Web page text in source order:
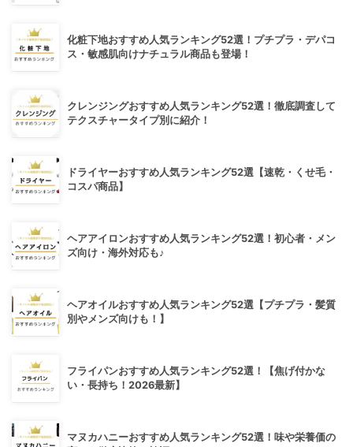
化粧下地おすすめ人気ランキング52選！プチプラ・デパコ
ス・敏感肌向けナチュラル商品も登場！
クレンジングおすすめ人気ランキング52選！徹底調査して
テクスチャータイプ別に紹介！
ドライヤーおすすめ人気ランキング52選【速乾・くせ毛・
コスパ商品】
ヘアアイロンおすすめ人気ランキング52選！初心者・メン
ズ向け・海外対応も♪
ヘアオイルおすすめ人気ランキング52選【プチプラ・髪質
別やメンズ向けも！】
フライパンおすすめ人気ランキング52選！【焦げ付かな
い・長持ち！2026最新】
マヌカハニーおすすめ人気ランキング52選！味や栄養価の